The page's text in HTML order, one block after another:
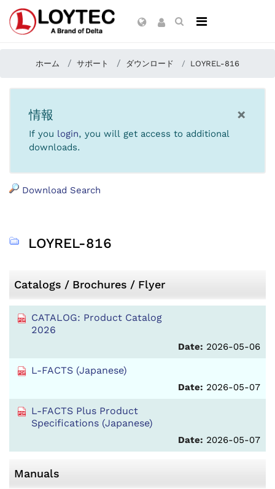
ホーム サポート ダウンロード LOYREL-816
×
情報
If you login, you will get access to additional
downloads.
Download Search
LOYREL-816
Catalogs / Brochures / Flyer
CATALOG: Product Catalog
2026
Date: 2026-05-06
L-FACTS (Japanese)
Date: 2026-05-07
L-FACTS Plus Product
Specifications (Japanese)
Date: 2026-05-07
Manuals